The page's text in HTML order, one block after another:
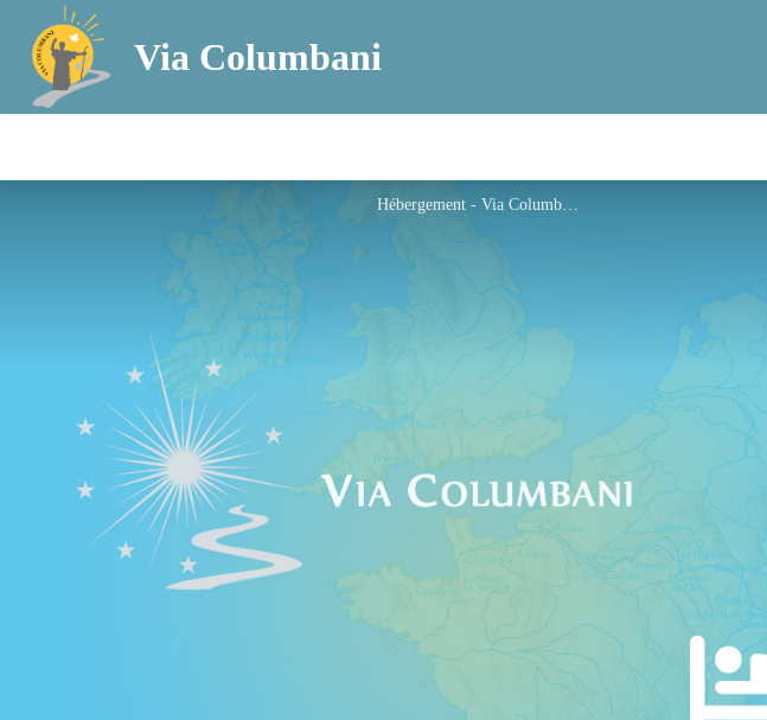
Via Columbani
Hébergement - Via Columbani